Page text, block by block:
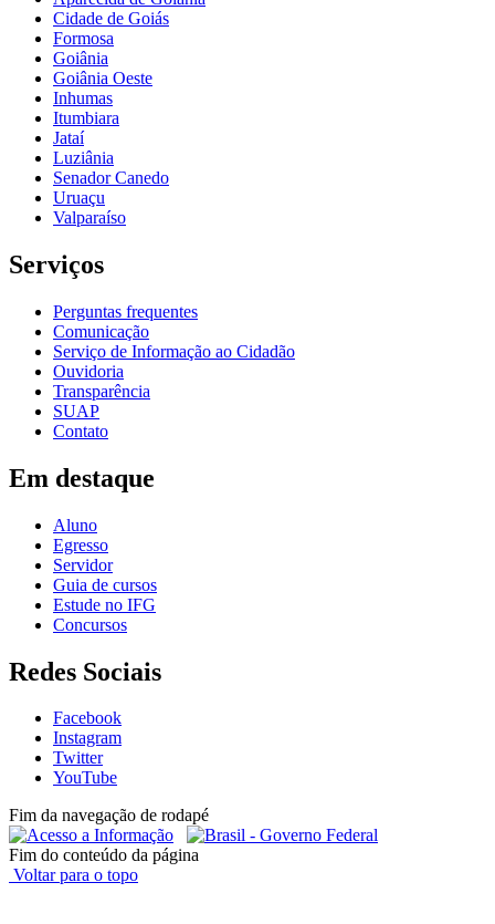
Cidade de Goiás
Formosa
Goiânia
Goiânia Oeste
Inhumas
Itumbiara
Jataí
Luziânia
Senador Canedo
Uruaçu
Valparaíso
Serviços
Perguntas frequentes
Comunicação
Serviço de Informação ao Cidadão
Ouvidoria
Transparência
SUAP
Contato
Em destaque
Aluno
Egresso
Servidor
Guia de cursos
Estude no IFG
Concursos
Redes Sociais
Facebook
Instagram
Twitter
YouTube
Fim da navegação de rodapé
Fim do conteúdo da página
Voltar para o topo